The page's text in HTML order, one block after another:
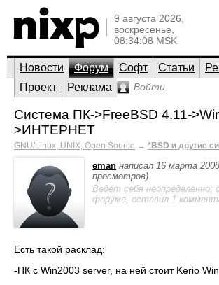
9 августа 2026,
воскресенье,
08:34:08 MSK
Новости Форум Софт Статьи
Проект
Реклама Войти
Система ПК->FreeBSD 4.11-
>ИНТЕРНЕТ
GNU/Linux, UNIX, Open Source → *BSD и другие
eman написал 16 марта
просмотров)
Ведет себя
форуме, оставил 1
Есть такой расклад:
-ПК с Win2003 server, на ней стоит Kerio